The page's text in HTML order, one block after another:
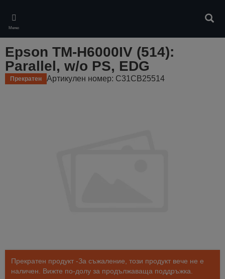
main
content
Меню
Epson TM-H6000IV (514):
Parallel, w/o PS, EDG
Прекратен Артикулен номер: C31CB25514
Прекратен продукт -За съжаление, този продукт вече не е
наличен. Вижте по-долу за продължаваща поддръжка.